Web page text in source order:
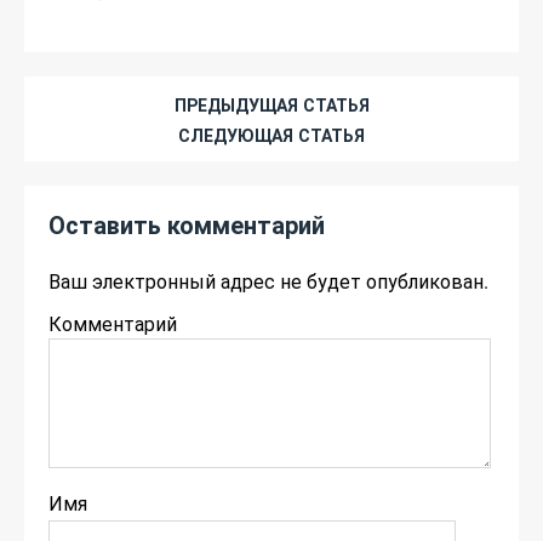
ПРЕДЫДУЩАЯ СТАТЬЯ
СЛЕДУЮЩАЯ СТАТЬЯ
Оставить комментарий
Ваш электронный адрес не будет опубликован.
Комментарий
Имя